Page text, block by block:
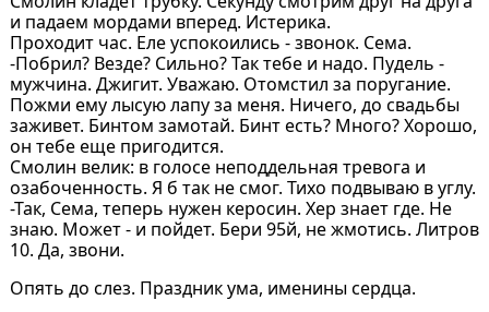
и падаем мордами вперед. Истерика.
Проходит час. Еле успокоились - звонок. Сема.
-Побрил? Везде? Сильно? Так тебе и надо. Пудель -
мужчина. Джигит. Уважаю. Отомстил за поругание.
Пожми ему лысую лапу за меня. Ничего, до свадьбы
заживет. Бинтом замотай. Бинт есть? Много? Хорошо,
он тебе еще пригодится.
Смолин велик: в голосе неподдельная тревога и
озабоченность. Я б так не смог. Тихо подвываю в углу.
-Так, Сема, теперь нужен керосин. Хер знает где. Не
знаю. Может - и пойдет. Бери 95й, не жмотись. Литров
10. Да, звони.
Опять до слез. Праздник ума, именины сердца.